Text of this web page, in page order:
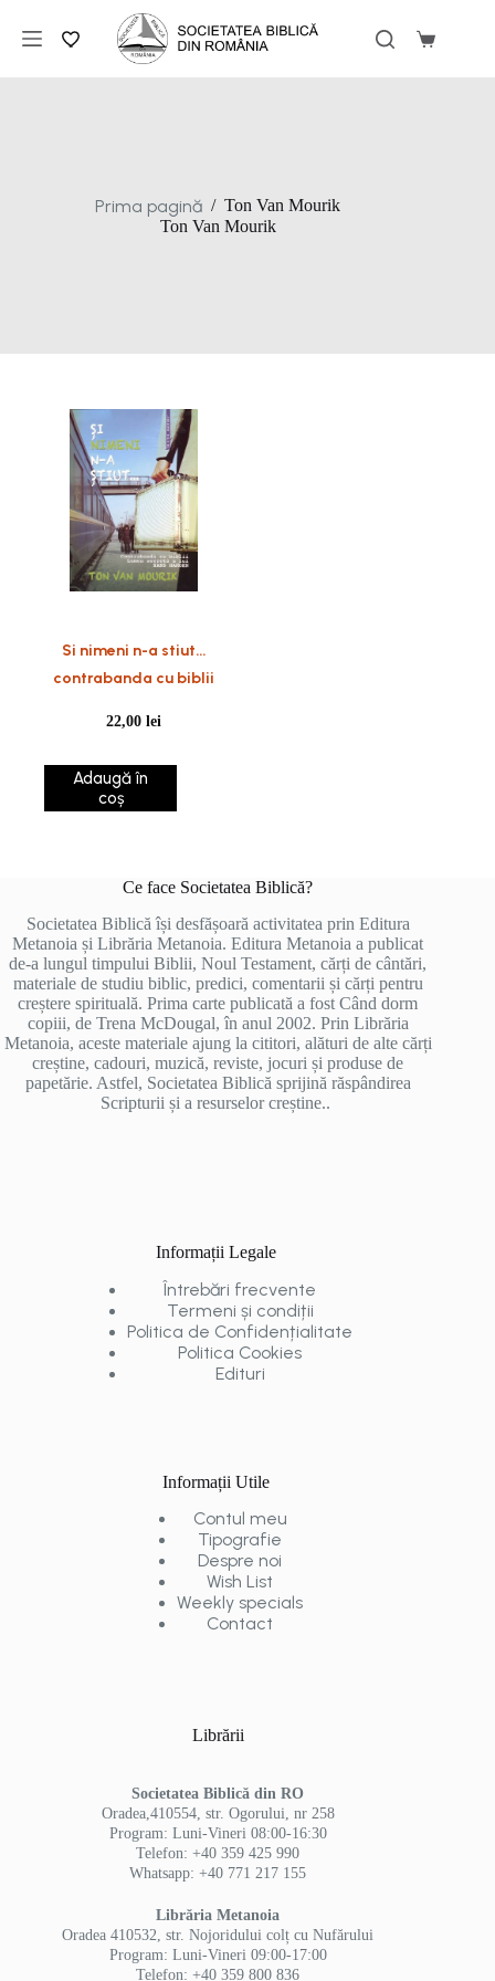
conținut
Coș
Prima pagină / Ton Van Mourik
Ton Van Mourik
Si nimeni n-a stiut…
contrabanda cu biblii
22,00lei
Adaugă în
coș
Ce face Societatea Biblică?
Societatea Biblică își desfășoară activitatea prin Editura
Metanoia și Librăria Metanoia. Editura Metanoia a publicat
de-a lungul timpului Biblii, Noul Testament, cărți de cântări,
materiale de studiu biblic, predici, comentarii și cărți pentru
creștere spirituală. Prima carte publicată a fost Când dorm
copiii, de Trena McDougal, în anul 2002. Prin Librăria
Metanoia, aceste materiale ajung la cititori, alături de alte cărți
creștine, cadouri, muzică, reviste, jocuri și produse de
papetărie. Astfel, Societatea Biblică sprijină răspândirea
Scripturii și a resurselor creștine..
Informații Legale
Întrebări frecvente
Termeni și condiții
Politica de Confidențialitate
Politica Cookies
Edituri
Informații Utile
Contul meu
Tipografie
Despre noi
Wish List
Weekly specials
Contact
Librării
Societatea Biblică din RO
Oradea,410554, str. Ogorului, nr 258
Program: Luni-Vineri 08:00-16:30
Telefon: +40 359 425 990
Whatsapp: +40 771 217 155
Librăria Metanoia
Oradea 410532, str. Nojoridului colț cu Nufărului
Program: Luni-Vineri 09:00-17:00
Telefon: +40 359 800 836